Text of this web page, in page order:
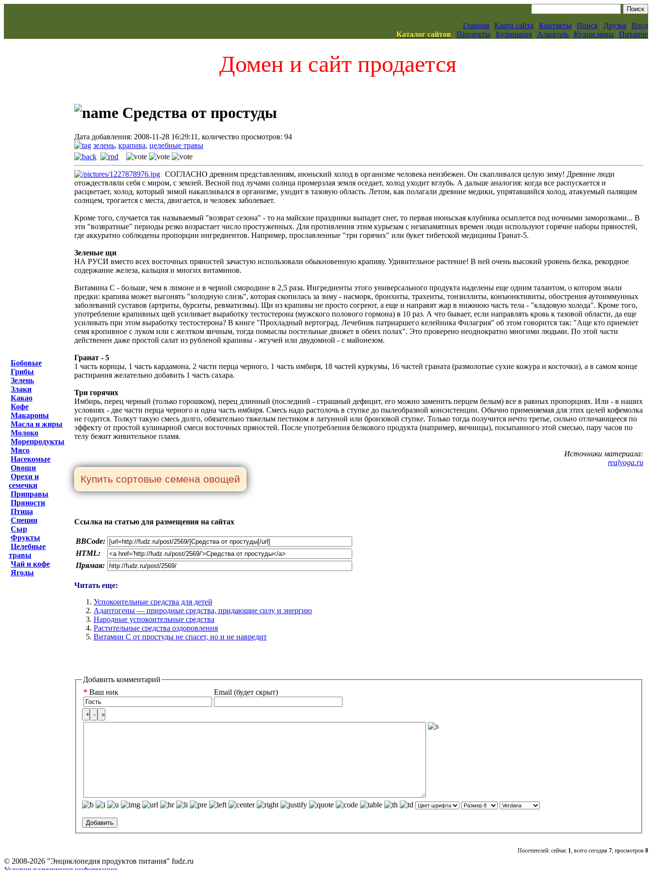
Главная | Карта сайта | Контакты | Поиск | Друзья | Вход
Каталог сайтов | Продукты | Кулинария | Алкоголь | Кухни мира | Питание
Домен и сайт продается
Бобовые
Грибы
Зелень
Злаки
Какао
Кофе
Макароны
Масла и жиры
Молоко
Морепродукты
Мясо
Насекомые
Овощи
Орехи и
семечки
Приправы
Пряности
Птица
Специи
Сыр
Фрукты
Целебные
травы
Чай и кофе
Ягоды
Средства от простуды
Дата добавления: 2008-11-28 16:29:11, количество просмотров: 94
зелень, крапива, целебные травы
СОГЛАСНО древним представлениям, июньский холод в организме человека неизбежен. Он скапливался целую зиму! Древние люди
отождествляли себя с миром, с землей. Весной под лучами солнца промерзлая земля оседает, холод уходит вглубь. А дальше аналогия: когда все распускается и
расцветает, холод, который зимой накапливался в организме, уходит в тазовую область. Летом, как полагали древние медики, упрятавшийся холод, атакуемый палящим
солнцем, трогается с места, двигается, и человек заболевает.
Кроме того, случается так называемый "возврат сезона" - то на майские праздники выпадет снег, то первая июньская клубника осыплется под ночными заморозками... В
эти "возвратные" периоды резко возрастает число простуженных. Для противления этим курьезам с незапамятных времен люди используют горячие наборы пряностей,
где аккуратно соблюдены пропорции ингредиентов. Например, прославленные "три горячих" или букет тибетской медицины Гранат-5.
Зеленые щи
НА РУСИ вместо всех восточных пряностей зачастую использовали обыкновенную крапиву. Удивительное растение! В ней очень высокий уровень белка, рекордное
содержание железа, кальция и многих витаминов.
Витамина С - больше, чем в лимоне и в черной смородине в 2,5 раза. Ингредиенты этого универсального продукта наделены еще одним талантом, о котором знали
предки: крапива может выгонять "холодную слизь", которая скопилась за зиму - насморк, бронхиты, трахеиты, тонзиллиты, конъюнктивиты, обострения аутоиммунных
заболеваний суставов (артриты, бурситы, ревматизмы). Щи из крапивы не просто согреют, а еще и направят жар в нижнюю часть тела - "кладовую холода". Кроме того,
употребление крапивных щей усиливает выработку тестостерона (мужского полового гормона) в 10 раз. А что бывает, если направлять кровь к тазовой области, да еще
усиливать при этом выработку тестостерона? В книге "Прохладный вертоград. Лечебник патриаршего келейника Филагрия" об этом говорится так: "Аще кто приемлет
семя кропивное с луком или с желтком яичным, тогда помыслы постельные движет в обеих полах". Это проверено неоднократно многими людьми. По этой части
действенен даже простой салат из рубленой крапивы - жгучей или двудомной - с майонезом.
Гранат - 5
1 часть корицы, 1 часть кардамона, 2 части перца черного, 1 часть имбиря, 18 частей куркумы, 16 частей граната (размолотые сухие кожура и косточки), а в самом конце
растирания желательно добавить 1 часть сахара.
Три горячих
Имбирь, перец черный (только горошком), перец длинный (последний - страшный дефицит, его можно заменить перцем белым) все в равных пропорциях. Или - в наших
условиях - две части перца черного и одна часть имбиря. Смесь надо растолочь в ступке до пылеобразной консистенции. Обычно применяемая для этих целей кофемолка
не годится. Толкут такую смесь долго, обязательно тяжелым пестиком в латунной или бронзовой ступке. Только тогда получится нечто третье, сильно отличающееся по
эффекту от простой кулинарной смеси восточных пряностей. После употребления белкового продукта (например, яичницы), посыпанного этой смесью, пару часов по
телу бежит живительное пламя.
Источники материала:
realyoga.ru
Ссылка на статью для размещения на сайтах
BBCode:
HTML:
Прямая:
Читать еще:
Успокоительные средства для детей
Адаптогены — природные средства, придающие силу и энергию
Народные успокоительные средства
Растительные средства оздоровления
Витамин C от простуды не спасет, но и не навредит
Добавить комментарий
* Ваш ник Email (будет скрыт)
Посетителей: сейчас 1, всего сегодня 7; просмотров 8
© 2008-2026 "Энциклопедия продуктов питания" fudz.ru